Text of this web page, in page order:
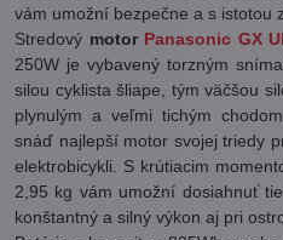
vám umožní bezpečne a s istotou
Stredový motor Panasonic GX
250W je vybavený torzným
silou cyklista šliape, tým väčšou
plynulým a veľmi tichým
snáď najlepší motor svojej triedy
elektrobicykli. S krútiacim
2,95 kg vám umožní dosiahnuť
konštantný a silný výkon aj pri